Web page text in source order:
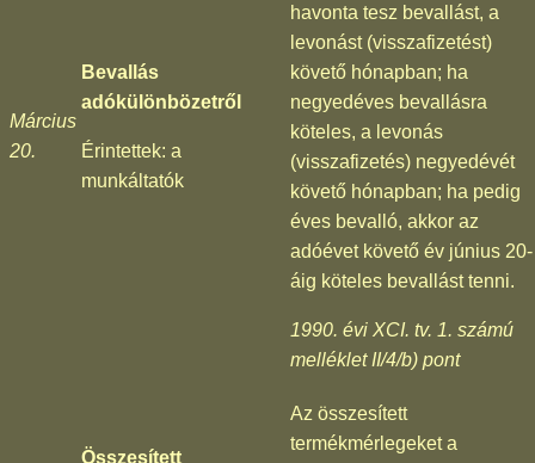
Március
20.
Bevallás
adókülönbözetről
Érintettek: a
munkáltatók
havonta tesz bevallást, a
levonást (visszafizetést)
követő hónapban; ha
negyedéves bevallásra
köteles, a levonás
(visszafizetés) negyedévét
követő hónapban; ha pedig
éves bevalló, akkor az
adóévet követő év június 20-
áig köteles bevallást tenni.
1990. évi XCI. tv. 1. számú
melléklet II/4/b) pont
Összesített
Az összesített
termékmérlegeket a